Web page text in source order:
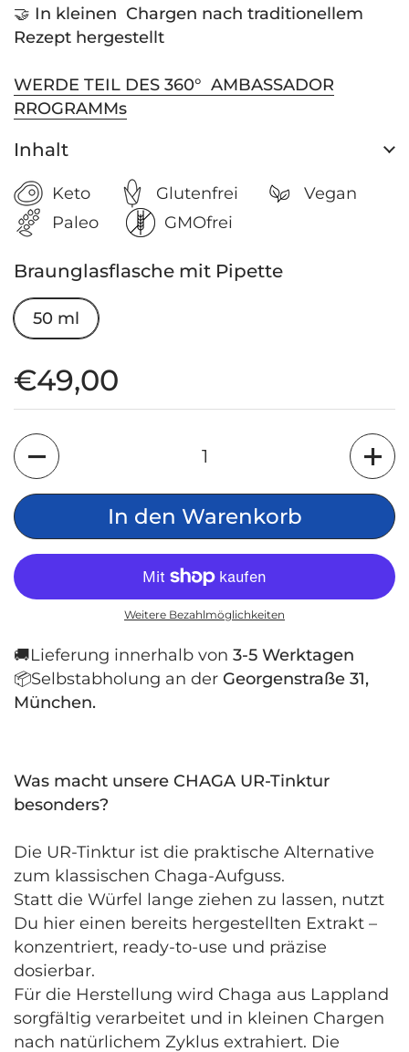
🤝 In kleinen Chargen nach traditionellem
Rezept hergestellt
WERDE TEIL DES 360° AMBASSADOR
RROGRAMMs
Inhalt
Keto Glutenfrei
Vegan
Paleo
GMOfrei
Braunglasflasche mit Pipette
50 ml
Regulärer Preis
€49,00
Anzahl
In den Warenkorb
Weitere Bezahlmöglichkeiten
🚚Lieferung innerhalb von 3-5 Werktagen
📦Selbstabholung an der Georgenstraße 31,
München.
Was macht unsere CHAGA UR-Tinktur
besonders?
Die UR-Tinktur ist die praktische Alternative
zum klassischen Chaga-Aufguss.
Statt die Würfel lange ziehen zu lassen, nutzt
Du hier einen bereits hergestellten Extrakt –
konzentriert, ready-to-use und präzise
dosierbar.
Für die Herstellung wird Chaga aus Lappland
sorgfältig verarbeitet und in kleinen Chargen
nach natürlichem Zyklus extrahiert. Die